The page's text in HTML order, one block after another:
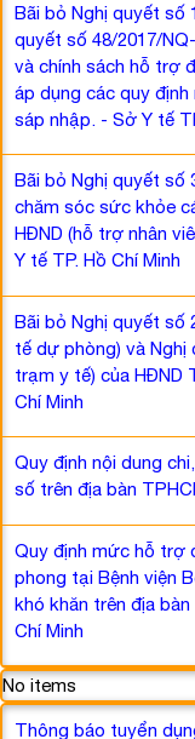
Bãi bỏ Nghị quyết số
quyết số 48/2017/
và chính sách hỗ trợ
áp dụng các quy
sáp nhập. - Sở Y tế
Bãi bỏ Nghị quyết số
chăm sóc sức khỏe
HĐND (hỗ trợ nhân
Y tế TP. Hồ Chí Minh
Bãi bỏ Nghị quyết số
tế dự phòng) và Nghị
trạm y tế) của HĐND
Chí Minh
Quy định nội dung
số trên địa bàn
Quy định mức hỗ trợ
phong tại Bệnh viện
khó khăn trên địa
Chí Minh
No items
Thông báo tuyển